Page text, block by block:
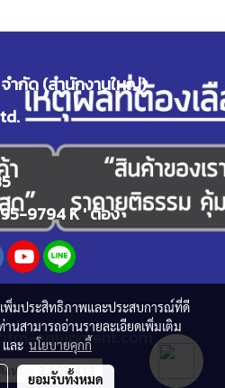
ำกัด (สำนักงานใหญ่)
9794K ' ต้อง
ptm-equipment.com
งหมด2,863,413
เพิ่มประสิทธิภาพและประสบการณ์ที่ดี
านสามารถอ่านรายละเอียดเพิ่มเติม
และ นโยบายคุกกี้
ยอมรับทั้งหมด